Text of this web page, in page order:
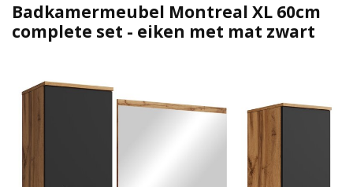
Badkamermeubel Montreal XL 60cm
complete set - eiken met mat zwart